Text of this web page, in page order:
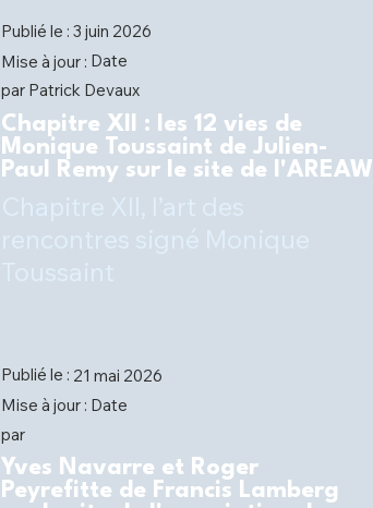
Publié le : 3 juin 2026
Mise à jour : Date
par Patrick Devaux
Chapitre XII : les 12 vies de
Monique Toussaint de Julien-
Paul Remy sur le site de l'AREAW
Publié le : 21 mai 2026
Mise à jour : Date
par
Yves Navarre et Roger
Peyrefitte de Francis Lamberg